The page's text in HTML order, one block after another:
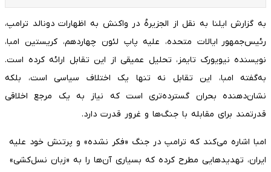
به گزارش ایلنا به نقل از الجزیرهُ در واکنش به اظهارات دونالد ترامپ،
رئیس‌جمهور ایالات متحده، علیه پاپ لئون چهاردهم، کریستین امبا،
نویسنده نیویورک تایمز، تحلیل عمیقی از این تقابل ارائه کرده است.
به‌گفته امبا، این تقابل نه تنها یک اختلاف سیاسی است، بلکه
نشان‌دهنده بحران گسترده‌تری است که نیاز به یک مرجع اخلاقی
قدرتمند برای مقابله با جنگ‌ها و غرور قدرت دارد.
امبا اشاره می‌کند که ترامپ در جنگ «فکر نشده» و پرتنش خود علیه
ایران، تهدیدهایی مطرح کرده که بسیاری آن‌ها را به «زبان نسل‌کشی»